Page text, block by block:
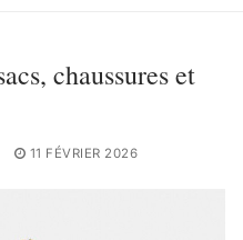
chaussures et
11 FÉVRIER 2026